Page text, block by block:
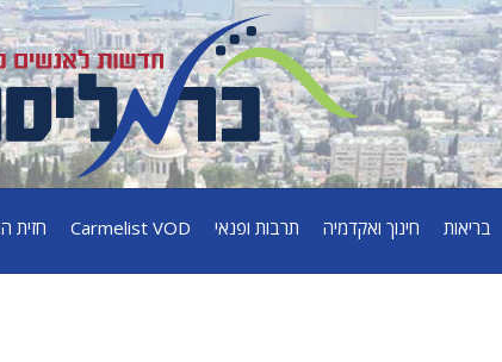
בריאות חינוך ואקדמיה תרבות ופנאי Carmelist VOD חזית